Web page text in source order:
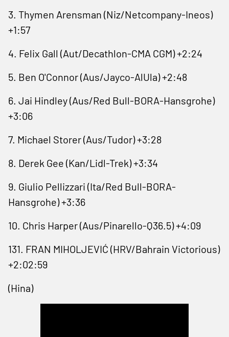
3. Thymen Arensman (Niz/Netcompany-Ineos)
+1:57
4. Felix Gall (Aut/Decathlon-CMA CGM) +2:24
5. Ben O'Connor (Aus/Jayco-AlUla) +2:48
6. Jai Hindley (Aus/Red ⁠Bull-BORA-Hansgrohe)
+3:06
7. Michael Storer (Aus/Tudor) +3:28
8. Derek Gee (Kan/Lidl-Trek) +3:34
9. Giulio Pellizzari (Ita/Red Bull-BORA-
Hansgrohe) +3:36
10. Chris Harper (Aus/Pinarello-Q36.5) +4:09
131. FRAN MIHOLJEVIĆ (HRV/Bahrain Victorious)
+2:02:59
(Hina)